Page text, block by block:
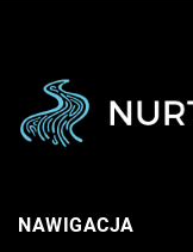
NAWIGACJA